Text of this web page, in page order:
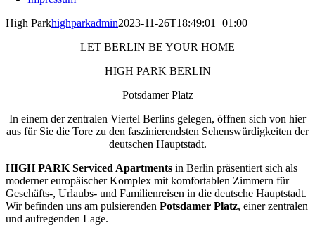
High Parkhighparkadmin2023-11-26T18:49:01+01:00
LET BERLIN BE YOUR HOME
HIGH PARK BERLIN
Potsdamer Platz
In einem der zentralen Viertel Berlins gelegen, öffnen sich von hier
aus für Sie die Tore zu den faszinierendsten Sehenswürdigkeiten der
deutschen Hauptstadt.
HIGH PARK Serviced Apartments in Berlin präsentiert sich als
moderner europäischer Komplex mit komfortablen Zimmern für
Geschäfts-, Urlaubs- und Familienreisen in die deutsche Hauptstadt.
Wir befinden uns am pulsierenden Potsdamer Platz, einer zentralen
und aufregenden Lage.